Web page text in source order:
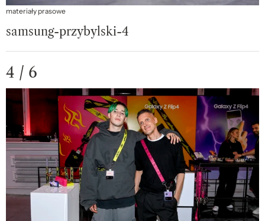
materiały prasowe
samsung-przybylski-4
4 / 6